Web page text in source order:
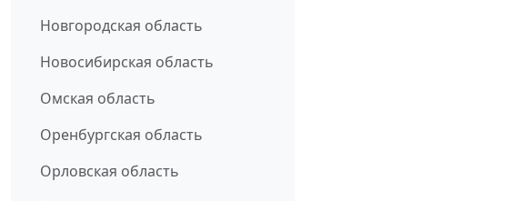
Новгородская область
Новосибирская область
Омская область
Оренбургская область
Орловская область